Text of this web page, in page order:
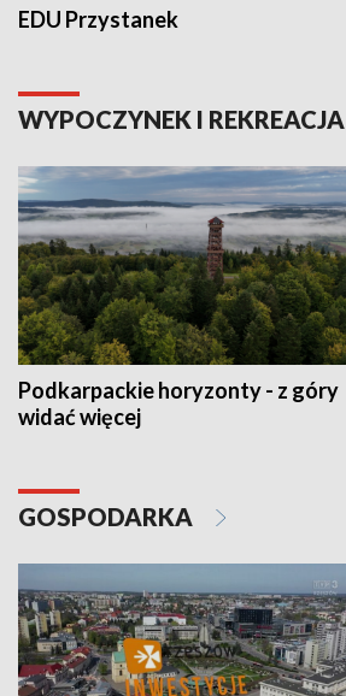
EDU Przystanek
WYPOCZYNEK I REKREACJA
Podkarpackie horyzonty - z góry
widać więcej
GOSPODARKA